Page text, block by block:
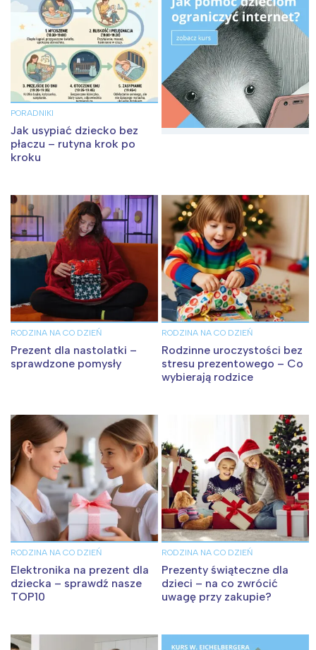
PORADNIKI
Jak usypiać dziecko bez
płaczu – rutyna krok po
kroku
RODZINA NA CO DZIEŃ
Prezent dla nastolatki –
sprawdzone pomysły
RODZINA NA CO DZIEŃ
Rodzinne uroczystości bez
stresu prezentowego – Co
wybierają rodzice
RODZINA NA CO DZIEŃ
Elektronika na prezent dla
dziecka – sprawdź nasze
TOP10
RODZINA NA CO DZIEŃ
Prezenty świąteczne dla
dzieci – na co zwrócić
uwagę przy zakupie?
Interesują mnie wydarzenia z